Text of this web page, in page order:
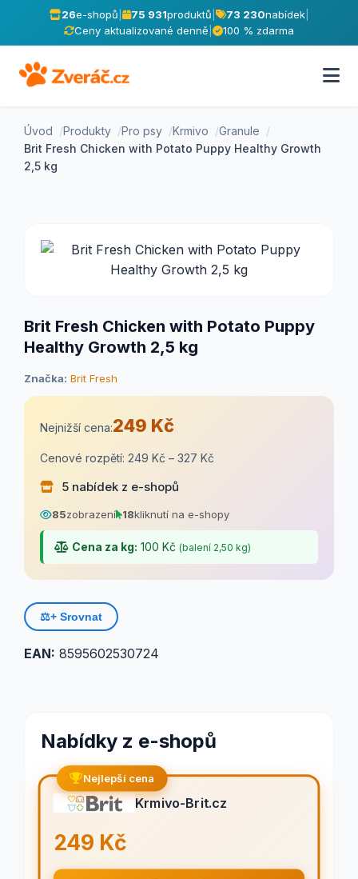
26e-shopů 75 931produktů 73 230nabídek|
Ceny aktualizované denně
100 % zdarma
Úvod Produkty Pro psy Krmivo
Granule
Brit Fresh Chicken with Potato Puppy Healthy Growth
2,5 kg
Brit Fresh Chicken with Potato Puppy
Healthy Growth 2,5 kg
Značka: Brit Fresh
Nejnižší cena:249 Kč
Cenové rozpětí: 249 Kč – 327 Kč
5 nabídek z e-shopů
85zobrazení 18kliknutí na e-shopy
Cena za kg: 100 Kč (balení 2,50 kg)
⚖️+ Srovnat
EAN: 8595602530724
Nabídky z e-shopů
Nejlepší cena
Krmivo-Brit.cz
249 Kč